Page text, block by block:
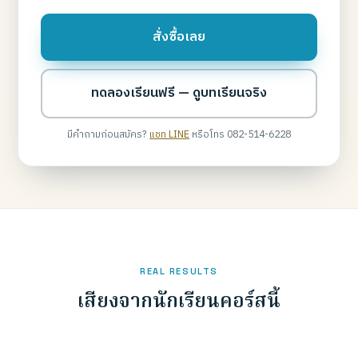
สั่งซื้อเลย
ทดลองเรียนฟรี — ดูบทเรียนจริง
มีคำถามก่อนสมัคร?แชท LINEหรือโทร 082-514-6228
REAL RESULTS
เสียงจากนักเรียนคอร์สนี้